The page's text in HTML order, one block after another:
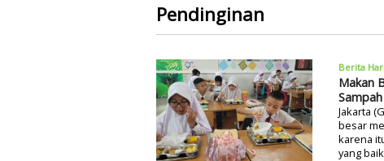
Pendinginan
Berita
Makan
Jakarta
besar
karena
yang